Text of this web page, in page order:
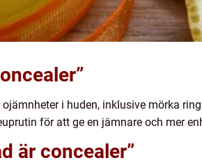
i huden, inklusive mörka
för att ge en jämnare och mer
är concealer”